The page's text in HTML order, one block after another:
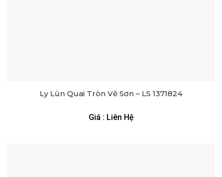
Ly Lùn Quai Tròn Vẽ Sơn – LS 1371824
Giá : Liên Hệ